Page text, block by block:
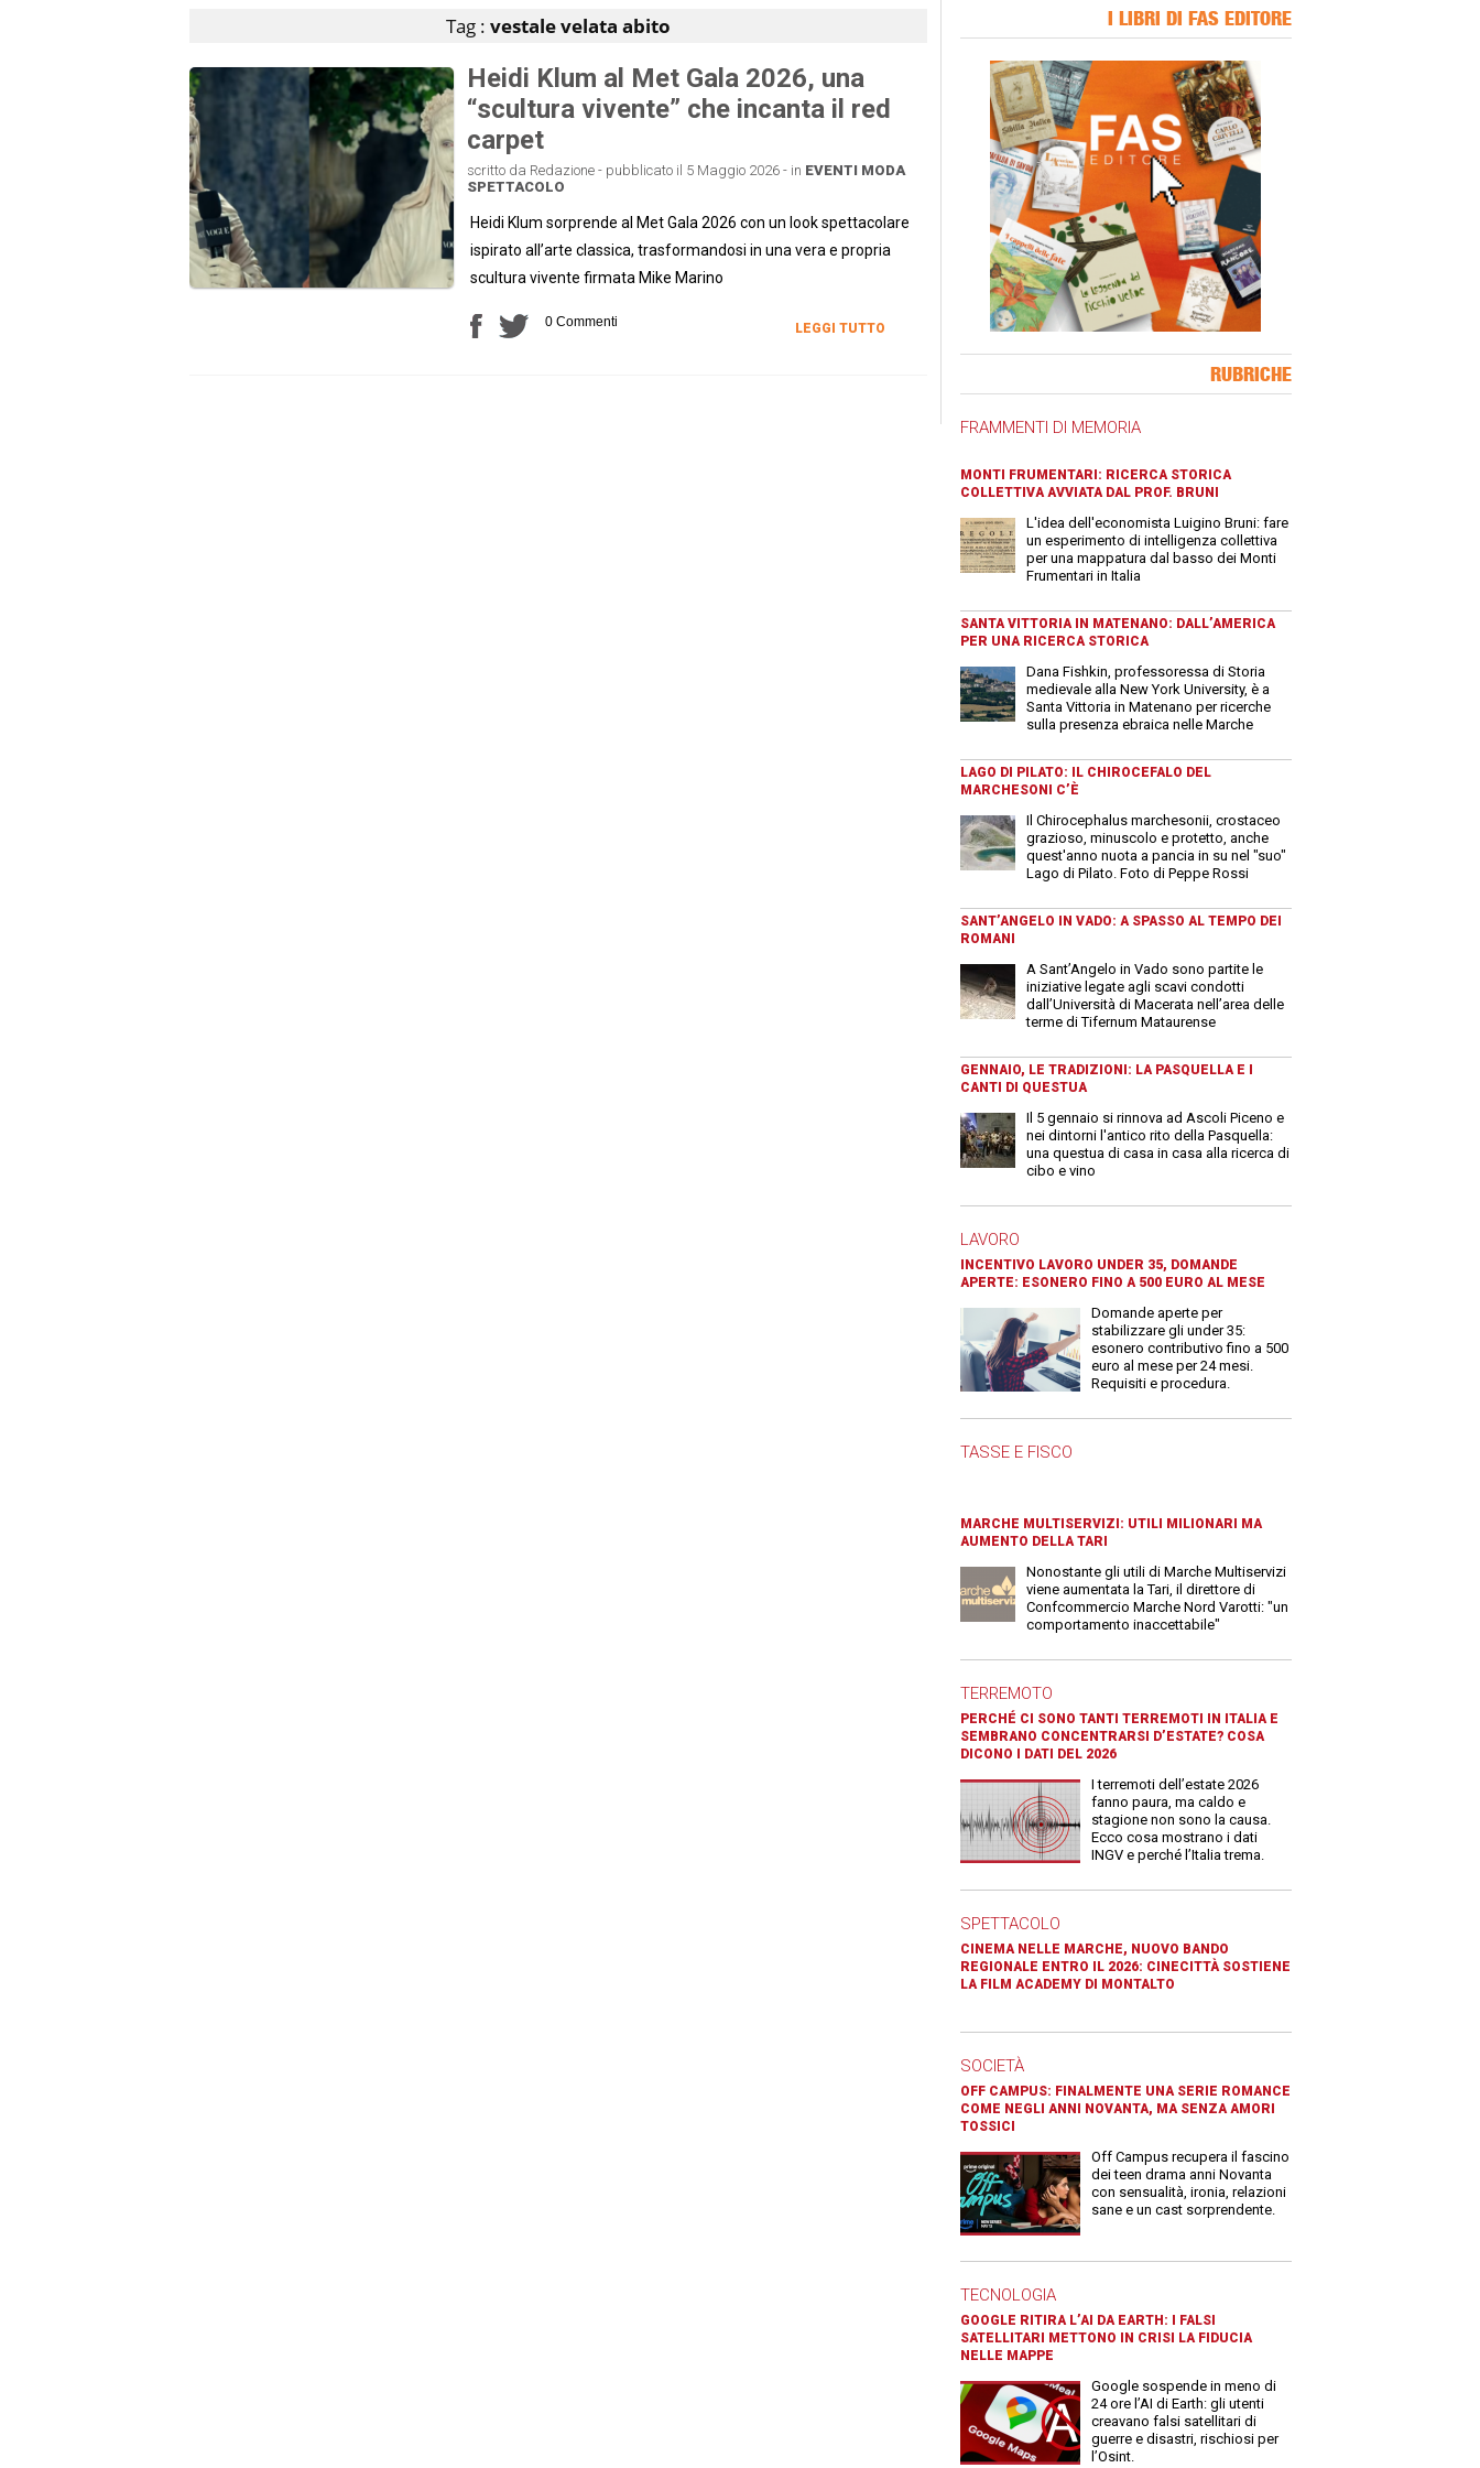
Tag : vestale velata abito
Heidi Klum al Met Gala 2026, una
“scultura vivente” che incanta il red
carpet
scritto da Redazione - pubblicato il 5 Maggio 2026 - in EVENTI MODA
SPETTACOLO
Heidi Klum sorprende al Met Gala 2026 con un look spettacolare
ispirato all’arte classica, trasformandosi in una vera e propria
scultura vivente firmata Mike Marino
0 Commenti LEGGI TUTTO
I LIBRI DI FAS EDITORE
RUBRICHE
FRAMMENTI DI MEMORIA
MONTI FRUMENTARI: RICERCA STORICA
COLLETTIVA AVVIATA DAL PROF. BRUNI
L'idea dell'economista Luigino Bruni: fare
un esperimento di intelligenza collettiva
per una mappatura dal basso dei Monti
Frumentari in Italia
SANTA VITTORIA IN MATENANO: DALL’AMERICA
PER UNA RICERCA STORICA
Dana Fishkin, professoressa di Storia
medievale alla New York University, è a
Santa Vittoria in Matenano per ricerche
sulla presenza ebraica nelle Marche
LAGO DI PILATO: IL CHIROCEFALO DEL
MARCHESONI C’È
Il Chirocephalus marchesonii, crostaceo
grazioso, minuscolo e protetto, anche
quest'anno nuota a pancia in su nel "suo"
Lago di Pilato. Foto di Peppe Rossi
SANT’ANGELO IN VADO: A SPASSO AL TEMPO DEI
ROMANI
A Sant’Angelo in Vado sono partite le
iniziative legate agli scavi condotti
dall’Università di Macerata nell’area delle
terme di Tifernum Mataurense
GENNAIO, LE TRADIZIONI: LA PASQUELLA E I
CANTI DI QUESTUA
Il 5 gennaio si rinnova ad Ascoli Piceno e
nei dintorni l'antico rito della Pasquella:
una questua di casa in casa alla ricerca di
cibo e vino
LAVORO
INCENTIVO LAVORO UNDER 35, DOMANDE
APERTE: ESONERO FINO A 500 EURO AL MESE
Domande aperte per
stabilizzare gli under 35:
esonero contributivo fino a 500
euro al mese per 24 mesi.
Requisiti e procedura.
TASSE E FISCO
MARCHE MULTISERVIZI: UTILI MILIONARI MA
AUMENTO DELLA TARI
Nonostante gli utili di Marche Multiservizi
viene aumentata la Tari, il direttore di
Confcommercio Marche Nord Varotti: "un
comportamento inaccettabile"
TERREMOTO
PERCHÉ CI SONO TANTI TERREMOTI IN ITALIA E
SEMBRANO CONCENTRARSI D’ESTATE? COSA
DICONO I DATI DEL 2026
I terremoti dell’estate 2026
fanno paura, ma caldo e
stagione non sono la causa.
Ecco cosa mostrano i dati
INGV e perché l’Italia trema.
SPETTACOLO
CINEMA NELLE MARCHE, NUOVO BANDO
REGIONALE ENTRO IL 2026: CINECITTÀ SOSTIENE
LA FILM ACADEMY DI MONTALTO
SOCIETÀ
OFF CAMPUS: FINALMENTE UNA SERIE ROMANCE
COME NEGLI ANNI NOVANTA, MA SENZA AMORI
TOSSICI
Off Campus recupera il fascino
dei teen drama anni Novanta
con sensualità, ironia, relazioni
sane e un cast sorprendente.
TECNOLOGIA
GOOGLE RITIRA L’AI DA EARTH: I FALSI
SATELLITARI METTONO IN CRISI LA FIDUCIA
NELLE MAPPE
Google sospende in meno di
24 ore l’AI di Earth: gli utenti
creavano falsi satellitari di
guerre e disastri, rischiosi per
l’Osint.